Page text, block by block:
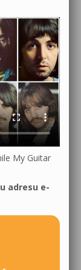
My Guitar
adresu e-